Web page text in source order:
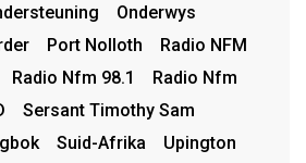
Onderwys
Port Nolloth
Radio NFM
Radio Nfm 98.1
Radio Nfm
Sersant Timothy Sam
Suid-Afrika
Upington